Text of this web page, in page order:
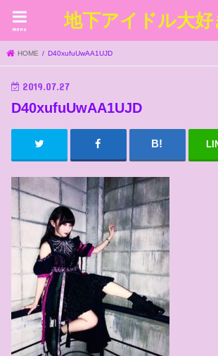
地下アイドル大
menu
HOME D40xufuUwAA1UJD
2019.07.27
D40xufuUwAA1UJD